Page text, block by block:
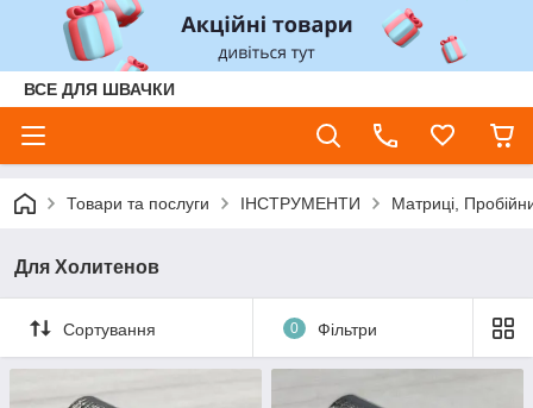
ВСЕ ДЛЯ ШВАЧКИ
Товари та послуги ІНСТРУМЕНТИ Матриці,
Для Холитенов
Сортування 0 Фільтри